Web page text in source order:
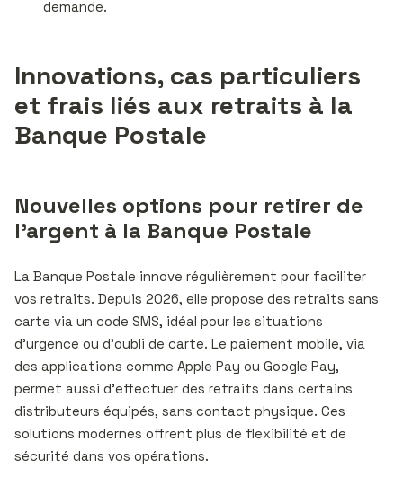
demande.
Innovations, cas particuliers
et frais liés aux retraits à la
Banque Postale
Nouvelles options pour retirer de
l’argent à la Banque Postale
La Banque Postale innove régulièrement pour faciliter
vos retraits. Depuis 2026, elle propose des retraits sans
carte via un code SMS, idéal pour les situations
d’urgence ou d’oubli de carte. Le paiement mobile, via
des applications comme Apple Pay ou Google Pay,
permet aussi d’effectuer des retraits dans certains
distributeurs équipés, sans contact physique. Ces
solutions modernes offrent plus de flexibilité et de
sécurité dans vos opérations.